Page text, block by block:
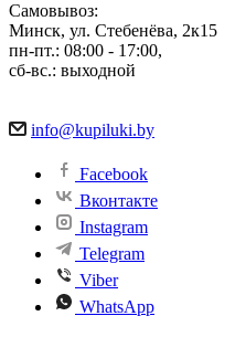
Самовывоз:
Минск, ул. Стебенёва, 2к15
пн-пт.: 08:00 - 17:00,
сб-вс.: выходной
info@kupiluki.by
Facebook
Вконтакте
Instagram
Telegram
Viber
WhatsApp